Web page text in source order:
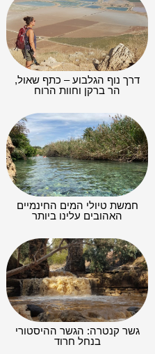
דרך נוף הגלבוע – כתף שאול,
הר ברקן וחוות הרוח
חמשת טיולי המים החינמיים
האהובים עלינו ביותר
גשר קנטרה: הגשר ההיסטורי
בנחל חרוד